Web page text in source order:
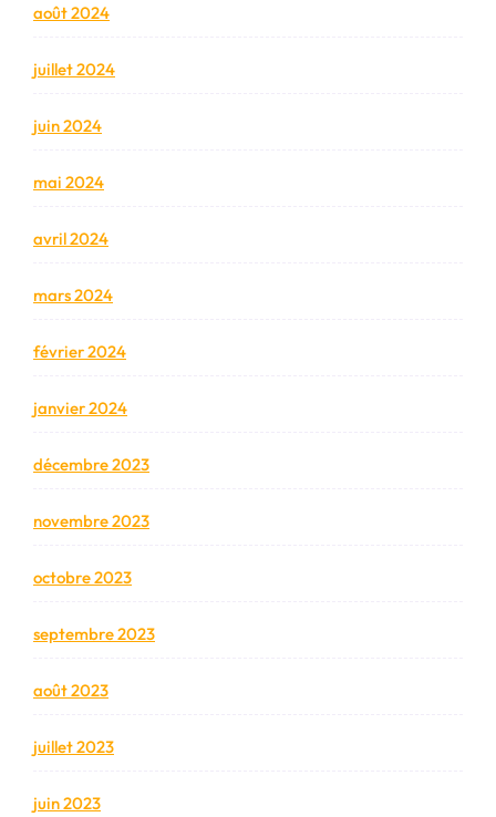
août 2024
juillet 2024
juin 2024
mai 2024
avril 2024
mars 2024
février 2024
janvier 2024
décembre 2023
novembre 2023
octobre 2023
septembre 2023
août 2023
juillet 2023
juin 2023